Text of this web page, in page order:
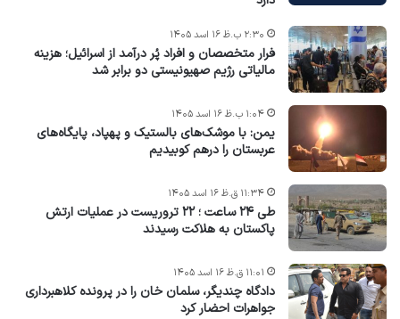
فرار متخصصان و افراد پُر درآمد از اسرائیل؛ هزینه
مالیاتی رژیم صهیونیستی دو برابر شد
۲:۳۰ ب.ظ ۱۶ اسد ۱۴۰۵
یمن: با موشک‌های بالستیک و پهپاد، پایگاه‌های
عربستان را درهم کوبیدیم
۱:۰۴ ب.ظ ۱۶ اسد ۱۴۰۵
طی ۲۴ ساعت ؛ ۲۲ تروریست در عملیات ارتش
پاکستان به هلاکت رسیدند
۱۱:۳۴ ق.ظ ۱۶ اسد ۱۴۰۵
دادگاه چندیگر، سلمان خان را در پرونده کلاهبرداری
جواهرات احضار کرد
۱۱:۰۱ ق.ظ ۱۶ اسد ۱۴۰۵